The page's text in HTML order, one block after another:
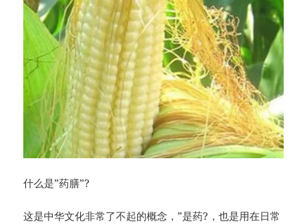
什么是”药膳”?
这是中华文化非常了不起的概念，”是药? ，也是用在日常